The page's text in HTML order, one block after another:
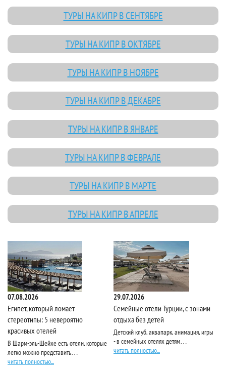
ТУРЫ НА КИПР В СЕНТЯБРЕ
ТУРЫ НА КИПР В ОКТЯБРЕ
ТУРЫ НА КИПР В НОЯБРЕ
ТУРЫ НА КИПР В ДЕКАБРЕ
ТУРЫ НА КИПР В ЯНВАРЕ
ТУРЫ НА КИПР В ФЕВРАЛЕ
ТУРЫ НА КИПР В МАРТЕ
ТУРЫ НА КИПР В АПРЕЛЕ
07.08.2026
Египет, который ломает
стереотипы: 5 невероятно
красивых отелей
В Шарм-эль-Шейхе есть отели, которые
легко можно представить…
читать полностью...
29.07.2026
Семейные отели Турции, с зонами
отдыха без детей
Детский клуб, аквапарк, анимация, игры
- в семейных отелях детям…
читать полностью...